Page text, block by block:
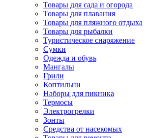
Товары для сада и огорода
Товары для плавания
Товары для пляжного отдыха
Товары для рыбалки
Туристическое снаряжение
Сумки
Одежда и обувь
Мангалы
Грили
Коптильни
Наборы для пикника
Термосы
Электрогрелки
Зонты
Средства от насекомых